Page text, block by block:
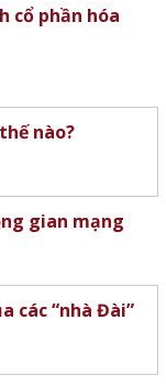
cổ phần hóa
nào?
gian mạng
các “nhà Đài”